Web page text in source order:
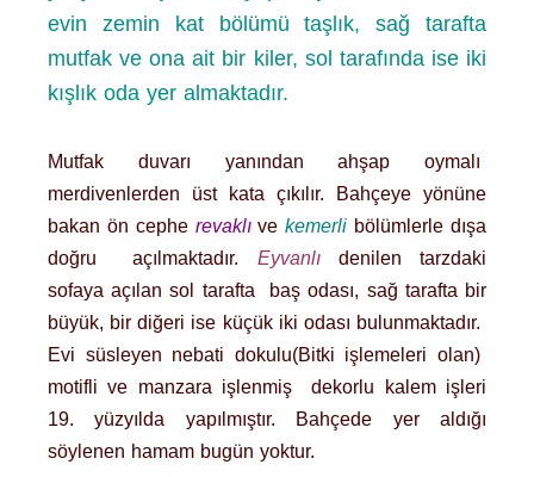
evin zemin kat bölümü taşlık, sağ tarafta
mutfak ve ona ait bir kiler, sol tarafında ise iki
kışlık oda yer almaktadır.
Mutfak duvarı yanından ahşap oymalı
merdivenlerden üst kata çıkılır. Bahçeye yönüne
bakan ön cephe revaklıvekemerli bölümlerle dışa
doğru açılmaktadır. Eyvanlıdenilen tarzdaki
sofaya açılan sol tarafta baş odası, sağ tarafta bir
büyük, bir diğeri ise küçük iki odası bulunmaktadır.
Evi süsleyen nebati dokulu(Bitki işlemeleri olan)
motifli ve manzara işlenmiş dekorlu kalem işleri
19. yüzyılda yapılmıştır. Bahçede yer aldığı
söylenen hamam bugün yoktur.